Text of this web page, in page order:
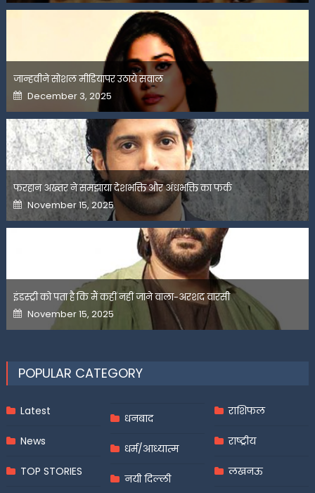
जान्हवीने सोशल मीडियापर उठाये सवाल
Posted
on
December 3, 2025
फरहान अख्तर ने समझाया देशभक्ति और अंधभक्ति का फर्क
Posted
on
November 15, 2025
इंडस्ट्री को पता है कि मैं कहीं नहीं जाने वाला-अरशद वारसी
Posted
on
November 15, 2025
POPULAR CATEGORY
Latest
News
TOP STORIES
धनबाद
धर्म/आध्यात्म
नयी दिल्ली
राशिफल
राष्ट्रीय
लखनऊ